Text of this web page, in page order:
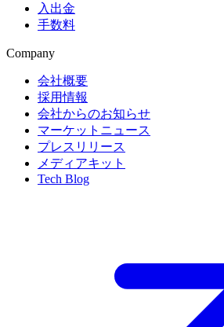
入出金
手数料
Company
会社概要
採用情報
会社からのお知らせ
マーケットニュース
プレスリリース
メディアキット
Tech Blog